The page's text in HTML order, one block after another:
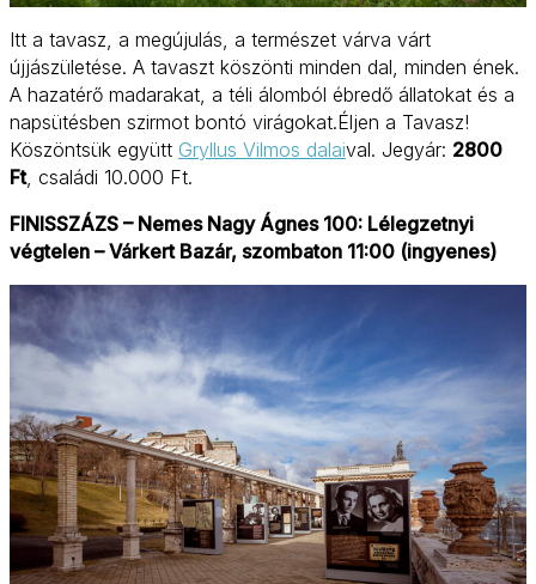
Itt a tavasz, a megújulás, a természet várva várt
újjászületése. A tavaszt köszönti minden dal, minden ének.
A hazatérő madarakat, a téli álomból ébredő állatokat és a
napsütésben szirmot bontó virágokat.Éljen a Tavasz!
Köszöntsük együtt Gryllus Vilmos dalaival. Jegyár: 2800
Ft, családi 10.000 Ft.
FINISSZÁZS – Nemes Nagy Ágnes 100: Lélegzetnyi
végtelen – Várkert Bazár, szombaton 11:00 (ingyenes)